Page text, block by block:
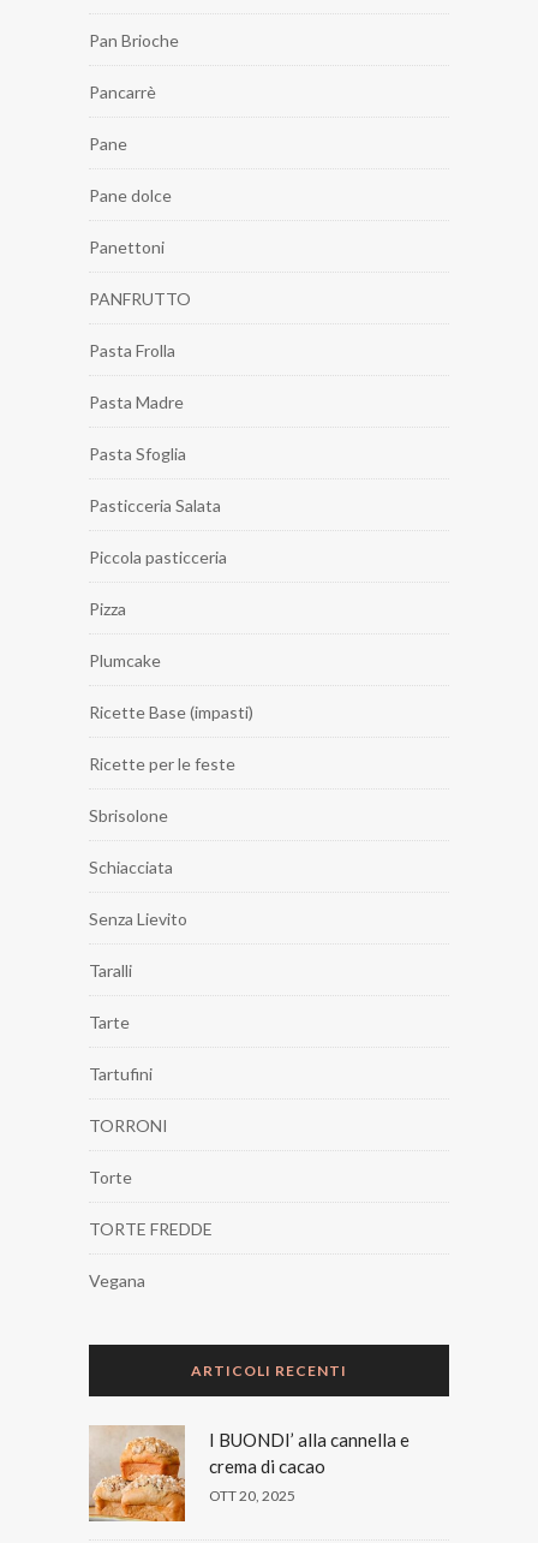
Pan Brioche
Pancarrè
Pane
Pane dolce
Panettoni
PANFRUTTO
Pasta Frolla
Pasta Madre
Pasta Sfoglia
Pasticceria Salata
Piccola pasticceria
Pizza
Plumcake
Ricette Base (impasti)
Ricette per le feste
Sbrisolone
Schiacciata
Senza Lievito
Taralli
Tarte
Tartufini
TORRONI
Torte
TORTE FREDDE
Vegana
ARTICOLI RECENTI
I BUONDI’ alla cannella e
crema di cacao
OTT 20, 2025